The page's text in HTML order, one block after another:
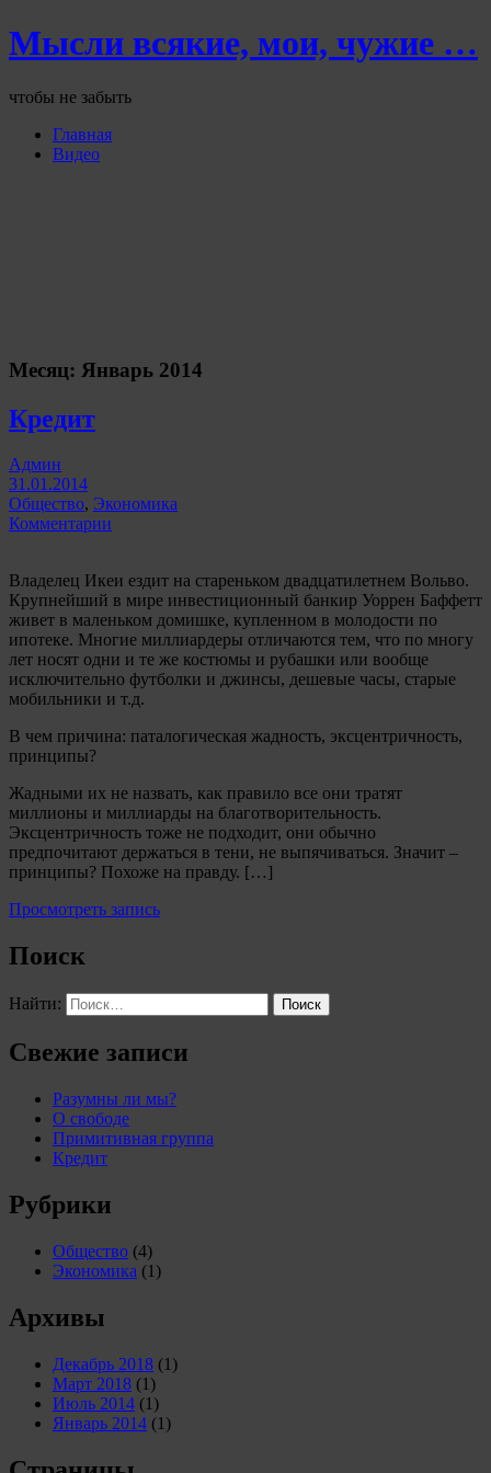
Мысли всякие, мои, чужие …
чтобы не забыть
Главная
Видео
Месяц: Январь 2014
Кредит
Админ
31.01.2014
Общество, Экономика
Комментарии
Владелец Икеи ездит на стареньком двадцатилетнем Вольво.
Крупнейший в мире инвестиционный банкир Уоррен Баффетт
живет в маленьком домишке, купленном в молодости по
ипотеке. Многие миллиардеры отличаются тем, что по многу
лет носят одни и те же костюмы и рубашки или вообще
исключительно футболки и джинсы, дешевые часы, старые
мобильники и т.д.
В чем причина: паталогическая жадность, эксцентричность,
принципы?
Жадными их не назвать, как правило все они тратят
миллионы и миллиарды на благотворительность.
Эксцентричность тоже не подходит, они обычно
предпочитают держаться в тени, не выпячиваться. Значит –
принципы? Похоже на правду. […]
Просмотреть запись
Поиск
Найти:
Свежие записи
Разумны ли мы?
О свободе
Примитивная группа
Кредит
Рубрики
Общество (4)
Экономика (1)
Архивы
Декабрь 2018 (1)
Март 2018 (1)
Июль 2014 (1)
Январь 2014 (1)